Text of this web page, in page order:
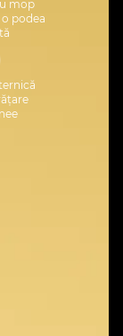
mop
podea